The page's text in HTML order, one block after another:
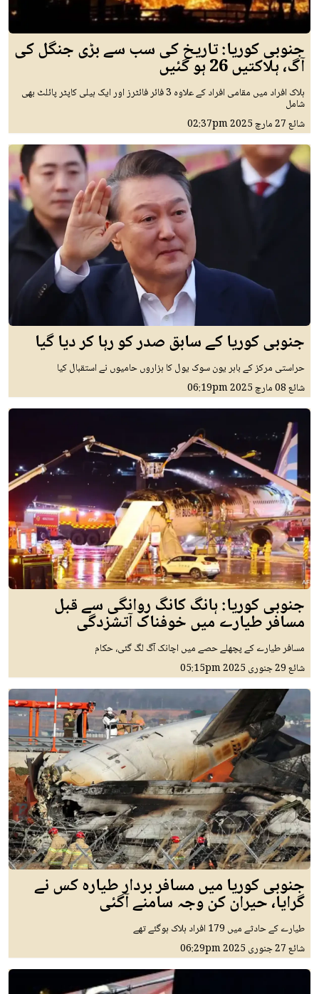
جنوبی کوریا: تاریخ کی سب سے بڑی جنگل کی
آگ، ہلاکتیں 26 ہو گئیں
ہلاک افراد میں مقامی افراد کے علاوہ 3 فائر فائٹرز اور ایک ہیلی کاپٹر پائلٹ بھی
شامل
شائع27 مارچ 2025 02:37pm
جنوبی کوریا کے سابق صدر کو رہا کر دیا گیا
حراستی مرکز کے باہر یون سوک یول کا ہزاروں حامیوں نے استقبال کیا
شائع08 مارچ 2025 06:19pm
جنوبی کوریا: ہانگ کانگ روانگی سے قبل
مسافر طیارے میں خوفناک آتشزدگی
مسافر طیارے کے پچھلے حصے میں اچانک آگ لگ گئی، حکام
شائع29 جنوری 2025 05:15pm
جنوبی کوریا میں مسافر بردار طیارہ کس نے
گرایا، حیران کن وجہ سامنے آگئی
طیارے کے حادثے میں 179 افراد ہلاک ہوگئے تھے
شائع27 جنوری 2025 06:29pm